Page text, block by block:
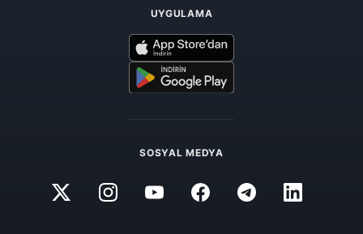
UYGULAMA
SOSYAL MEDYA